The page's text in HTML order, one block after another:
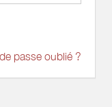
passe oublié ?